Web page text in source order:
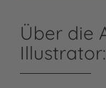
Über die